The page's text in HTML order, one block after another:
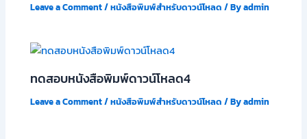
Leave a Comment/หนังสือพิมพ์สำหรับดาวน์โหลด / Byadmin
ทดสอบหนังสือพิมพ์ดาวน์โหลด4
Leave a Comment/หนังสือพิมพ์สำหรับดาวน์โหลด / Byadmin